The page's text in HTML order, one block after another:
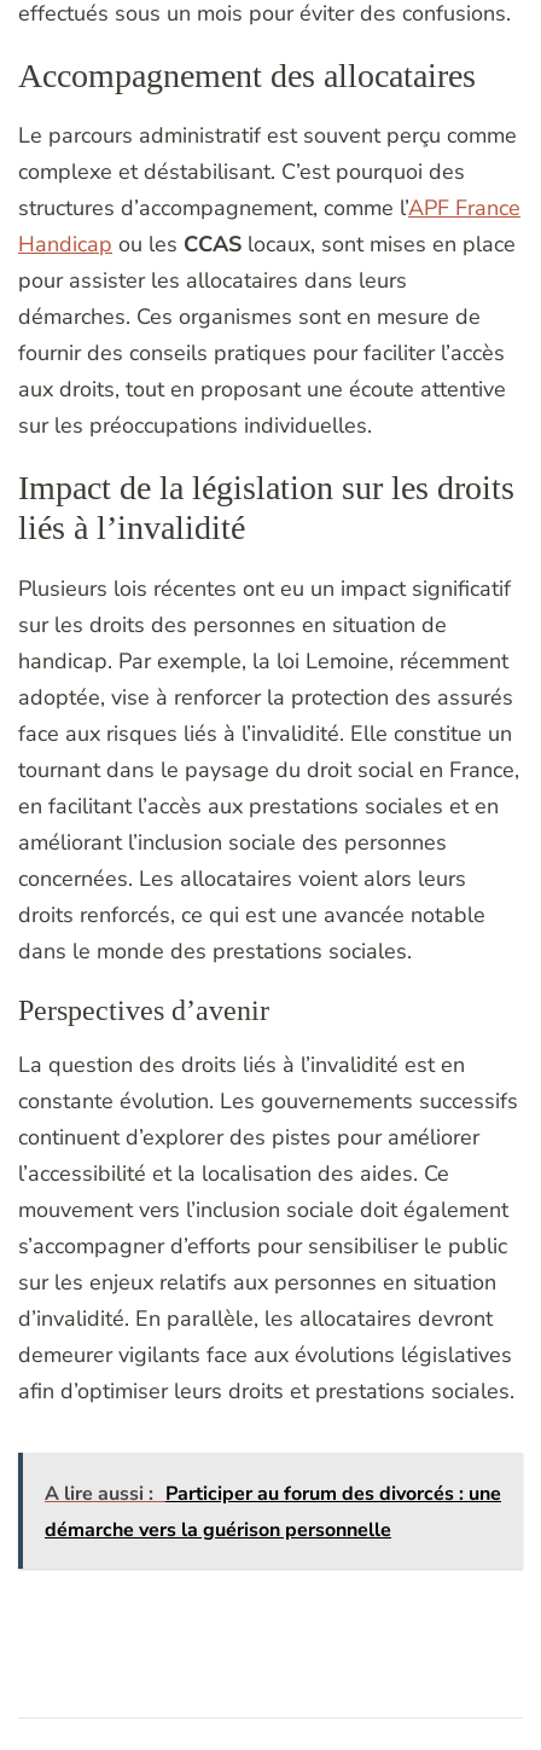
effectués sous un mois pour éviter des confusions.
Accompagnement des allocataires
Le parcours administratif est souvent perçu comme
complexe et déstabilisant. C’est pourquoi des
structures d’accompagnement, comme l’APF France
Handicap ou les CCAS locaux, sont mises en place
pour assister les allocataires dans leurs
démarches. Ces organismes sont en mesure de
fournir des conseils pratiques pour faciliter l’accès
aux droits, tout en proposant une écoute attentive
sur les préoccupations individuelles.
Impact de la législation sur les droits
liés à l’invalidité
Plusieurs lois récentes ont eu un impact significatif
sur les droits des personnes en situation de
handicap. Par exemple, la loi Lemoine, récemment
adoptée, vise à renforcer la protection des assurés
face aux risques liés à l’invalidité. Elle constitue un
tournant dans le paysage du droit social en France,
en facilitant l’accès aux prestations sociales et en
améliorant l’inclusion sociale des personnes
concernées. Les allocataires voient alors leurs
droits renforcés, ce qui est une avancée notable
dans le monde des prestations sociales.
Perspectives d’avenir
La question des droits liés à l’invalidité est en
constante évolution. Les gouvernements successifs
continuent d’explorer des pistes pour améliorer
l’accessibilité et la localisation des aides. Ce
mouvement vers l’inclusion sociale doit également
s’accompagner d’efforts pour sensibiliser le public
sur les enjeux relatifs aux personnes en situation
d’invalidité. En parallèle, les allocataires devront
demeurer vigilants face aux évolutions législatives
afin d’optimiser leurs droits et prestations sociales.
A lire aussi : Participer au forum des divorcés : une
démarche vers la guérison personnelle